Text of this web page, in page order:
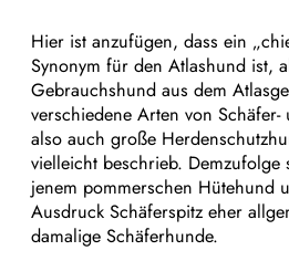
Hier ist anzufügen, dass ein
Synonym für den Atlashund ist,
Gebrauchshund aus dem
verschiedene Arten von
also auch große
vielleicht beschrieb.
jenem pommerschen Hütehund
Ausdruck Schäferspitz eher
damalige Schäferhunde.